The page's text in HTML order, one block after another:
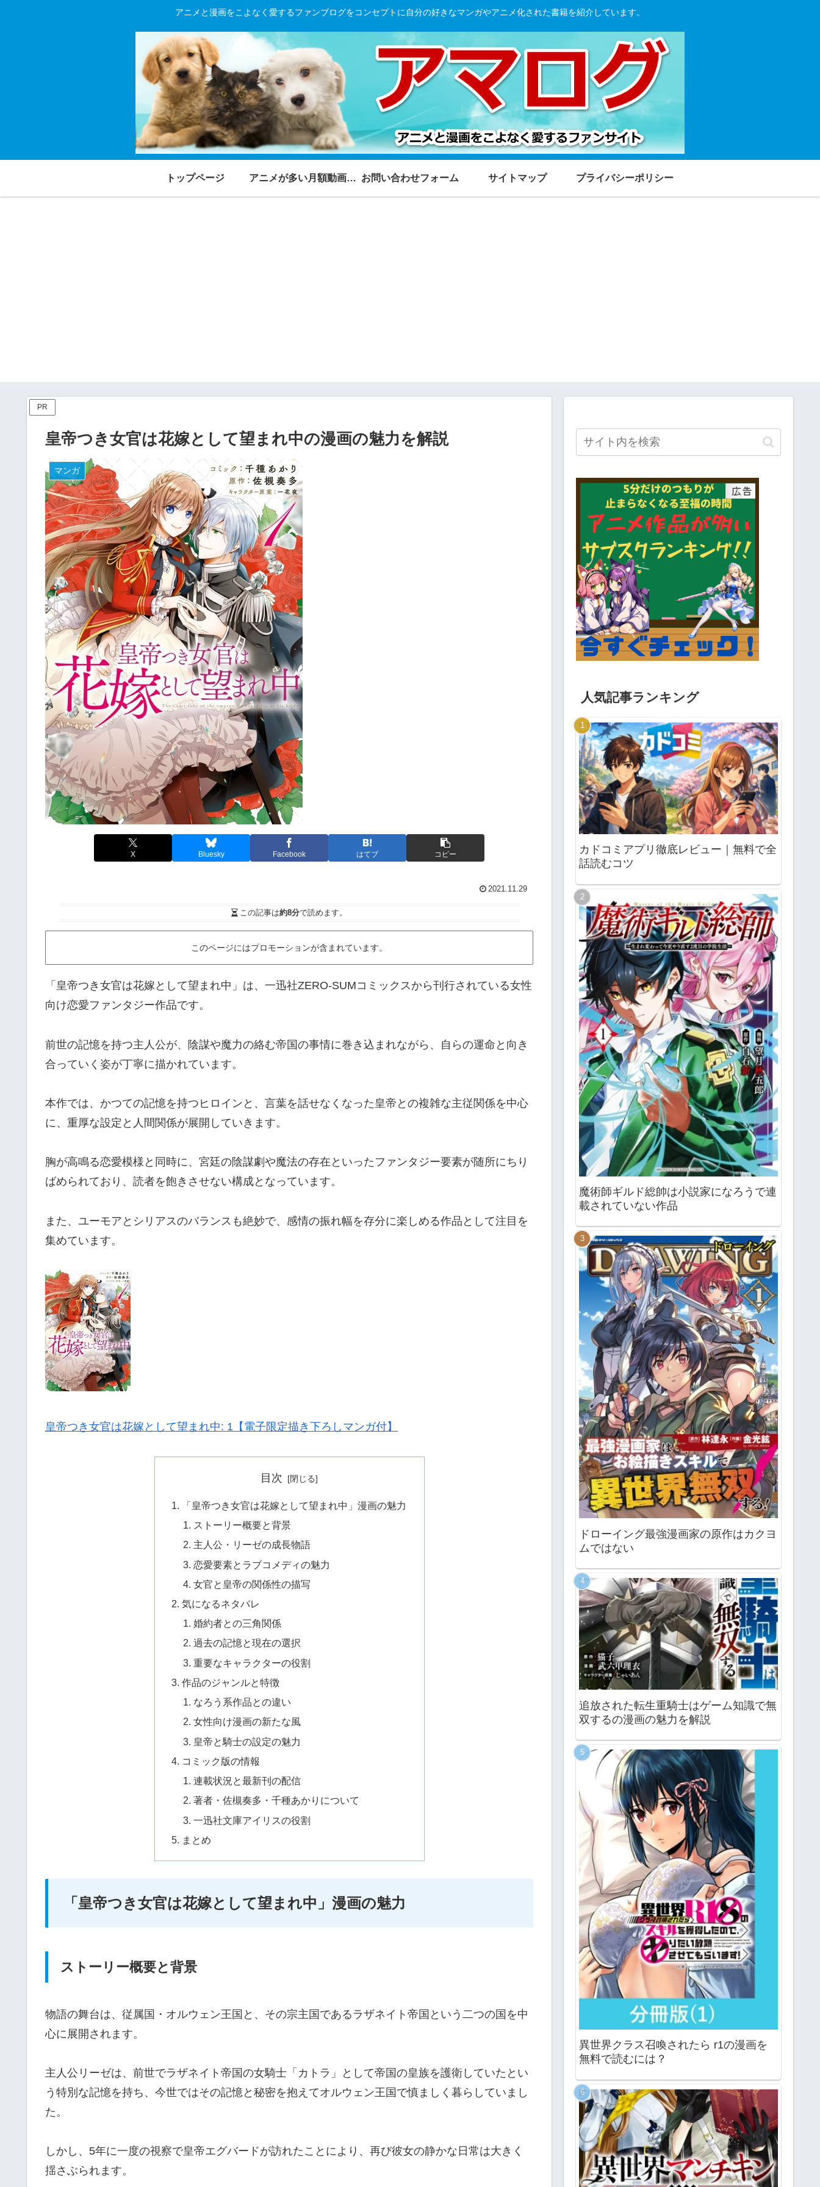
アニメと漫画をこよなく愛するファンブログをコンセプトに自分の好きなマンガやアニメ化された書籍を紹介しています。
トップページ アニメが多い月額動画ランキング お問い合わせフォーム サイトマップ プライバシーポリシー
PR
皇帝つき女官は花嫁として望まれ中の漫画の魅力を解説
マンガ
X Bluesky Facebook はてブ コピー
2021.11.29
この記事は約8分で読めます。
このページにはプロモーションが含まれています。
「皇帝つき女官は花嫁として望まれ中」は、一迅社ZERO-SUMコミックスから刊行されている女性
向け恋愛ファンタジー作品です。
前世の記憶を持つ主人公が、陰謀や魔力の絡む帝国の事情に巻き込まれながら、自らの運命と向き
合っていく姿が丁寧に描かれています。
本作では、かつての記憶を持つヒロインと、言葉を話せなくなった皇帝との複雑な主従関係を中心
に、重厚な設定と人間関係が展開していきます。
胸が高鳴る恋愛模様と同時に、宮廷の陰謀劇や魔法の存在といったファンタジー要素が随所にちり
ばめられており、読者を飽きさせない構成となっています。
また、ユーモアとシリアスのバランスも絶妙で、感情の振れ幅を存分に楽しめる作品として注目を
集めています。
皇帝つき女官は花嫁として望まれ中: 1【電子限定描き下ろしマンガ付】
目次
「皇帝つき女官は花嫁として望まれ中」漫画の魅力
ストーリー概要と背景
主人公・リーゼの成長物語
恋愛要素とラブコメディの魅力
女官と皇帝の関係性の描写
気になるネタバレ
婚約者との三角関係
過去の記憶と現在の選択
重要なキャラクターの役割
作品のジャンルと特徴
なろう系作品との違い
女性向け漫画の新たな風
皇帝と騎士の設定の魅力
コミック版の情報
連載状況と最新刊の配信
著者・佐槻奏多・千種あかりについて
一迅社文庫アイリスの役割
まとめ
「皇帝つき女官は花嫁として望まれ中」漫画の魅力
ストーリー概要と背景
物語の舞台は、従属国・オルウェン王国と、その宗主国であるラザネイト帝国という二つの国を中
心に展開されます。
主人公リーゼは、前世でラザネイト帝国の女騎士「カトラ」として帝国の皇族を護衛していたとい
う特別な記憶を持ち、今世ではその記憶と秘密を抱えてオルウェン王国で慎ましく暮らしていまし
た。
しかし、5年に一度の視察で皇帝エグバードが訪れたことにより、再び彼女の静かな日常は大きく
揺さぶられます。
人気記事ランキング
カドコミアプリ徹底レビュー｜無料で全
話読むコツ
魔術師ギルド総帥は小説家になろうで連
載されていない作品
ドローイング最強漫画家の原作はカクヨ
ムではない
追放された転生重騎士はゲーム知識で無
双するの漫画の魅力を解説
異世界クラス召喚されたら r1の漫画を
無料で読むには？